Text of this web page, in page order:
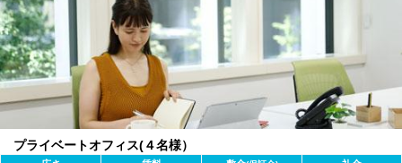
プライベートオフィス(４名様）